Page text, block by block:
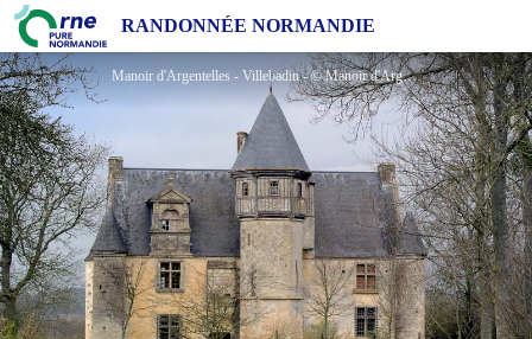
RANDONNÉE NORMANDIE
Manoir d'Argentelles
Manoir d'Argentelles - Villebadin - © Manoir d'Argentelles